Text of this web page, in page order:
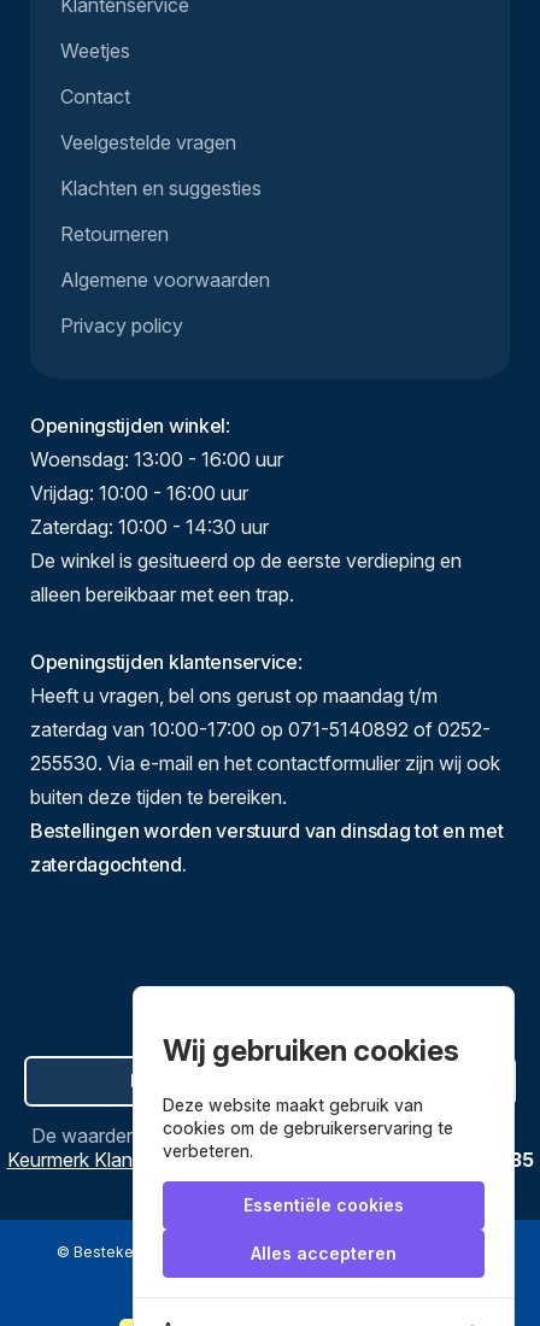
Klantenservice
Weetjes
Contact
Veelgestelde vragen
Klachten en suggesties
Retourneren
Algemene voorwaarden
Privacy policy
Openingstijden winkel:
Woensdag: 13:00 - 16:00 uur
Vrijdag: 10:00 - 16:00 uur
Zaterdag: 10:00 - 14:30 uur
De winkel is gesitueerd op de eerste verdieping en
alleen bereikbaar met een trap.
Openingstijden klantenservice:
Heeft u vragen, bel ons gerust op maandag t/m
zaterdag van 10:00-17:00 op 071-5140892 of 0252-
255530. Via e-mail en het contactformulier zijn wij ook
buiten deze tijden te bereiken.
Bestellingen worden verstuurd van dinsdag tot en met
zaterdagochtend.
Hier de overeenkomst ontbinden
De waardering vanBestekenpannen.nlbijWebwinkel
Keurmerk Klantbeoordelingen
3635
reviews.
© Bestekenpannen.nl 2026 een webshop van
Wij gebruiken cookies
Deze website maakt gebruik van
cookies om de gebruikerservaring te
verbeteren.
Essentiële cookies
Alles accepteren